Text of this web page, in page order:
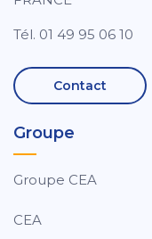
Tél. 01 49 95 06 10
Contact
Groupe
Groupe CEA
CEA